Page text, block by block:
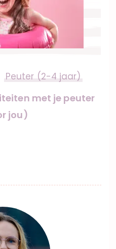
Peuter (2-4 jaar)
met je peuter
jou)